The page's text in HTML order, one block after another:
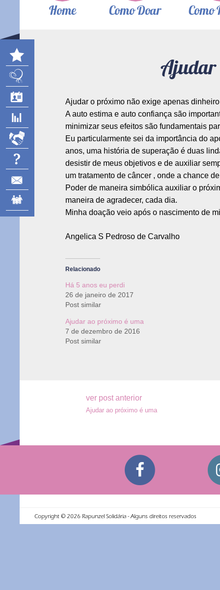
Home Como Doar Como
Ajudar
Ajudar o próximo não exige apenas
A auto estima e auto confiança são
minimizar seus efeitos são fundamentais
Eu particularmente sei da importância do
anos, uma história de superação é duas
desistir de meus objetivos e de auxiliar
um tratamento de câncer , onde a chance
Poder de maneira simbólica auxiliar o
maneira de agradecer, cada dia.
Minha doação veio após o nascimento de
Angelica S Pedroso de Carvalho
Relacionado
Há 5 anos eu perdi
26 de janeiro de 2017
Post similar
Ajudar ao próximo é uma
7 de dezembro de 2016
Post similar
Post
ver post anterior
Ajudar ao próximo é uma
Copyright © 2026 Rapunzel Solidária - Alguns direitos reservados